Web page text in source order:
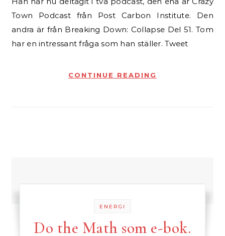
Town Podcast från Post Carbon Institute. Den
andra är från Breaking Down: Collapse Del 51. Tom
har en intressant fråga som han ställer. Tweet
CONTINUE READING
ENERGI
Do the Math som e-bok.